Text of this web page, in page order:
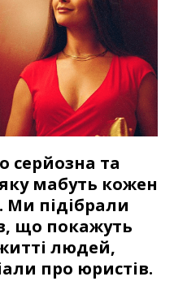
серйозна та
мабуть кожен
Ми підібрали
що покажуть
житті людей,
про юристів.